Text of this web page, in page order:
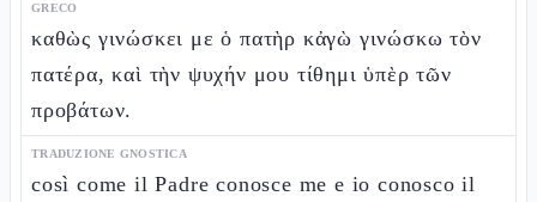
GRECO
καθὼς γινώσκει με ὁ πατὴρ κἀγὼ γινώσκω τὸν
πατέρα, καὶ τὴν ψυχήν μου τίθημι ὑπὲρ τῶν
προβάτων.
TRADUZIONE GNOSTICA
così come il Padre conosce me e io conosco il